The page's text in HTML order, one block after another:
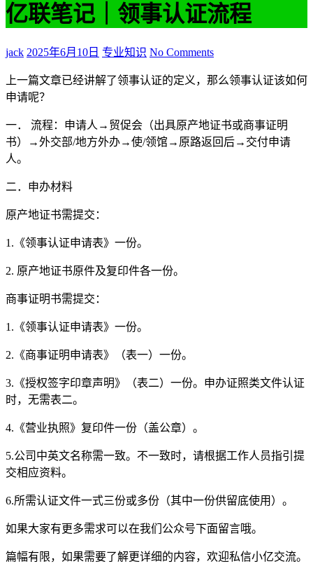
亿联笔记｜领事认证流程
jack 2025年6月10日 专业知识 No Comments
上一篇文章已经讲解了领事认证的定义，那么领事认证该如何
申请呢？
一． 流程：申请人→贸促会（出具原产地证书或商事证明
书）→外交部/地方外办→使/领馆→原路返回后→交付申请
人。
二．申办材料
原产地证书需提交：
1.《领事认证申请表》一份。
2. 原产地证书原件及复印件各一份。
商事证明书需提交：
1.《领事认证申请表》一份。
2.《商事证明申请表》（表一）一份。
3.《授权签字印章声明》（表二）一份。申办证照类文件认证
时，无需表二。
4.《营业执照》复印件一份（盖公章）。
5.公司中英文名称需一致。不一致时，请根据工作人员指引提
交相应资料。
6.所需认证文件一式三份或多份（其中一份供留底使用）。
如果大家有更多需求可以在我们公众号下面留言哦。
篇幅有限，如果需要了解更详细的内容，欢迎私信小亿交流。